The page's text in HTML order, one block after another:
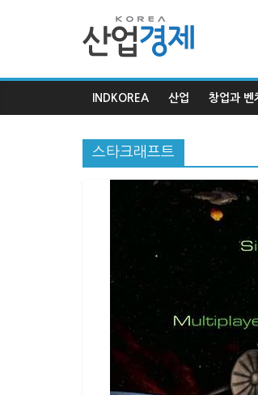
한
국
산
업
INDKOREA 산업 창업과 벤
스타크래프트